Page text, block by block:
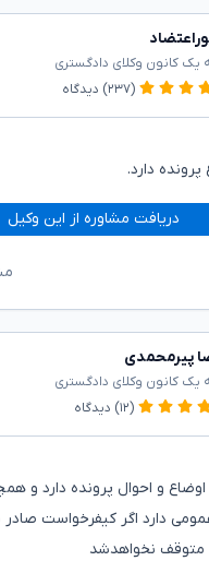
یک کانون وکلای دادگستری
(۲۳۷) دیدگاه
دارد.
دریافت مشاوره از این وکیل
پیرمحمدی
یک کانون وکلای دادگستری
(۱۲) دیدگاه
و احوال پرونده دارد و
دارد اگر کیفرخواست
متوقف نخواهدشد